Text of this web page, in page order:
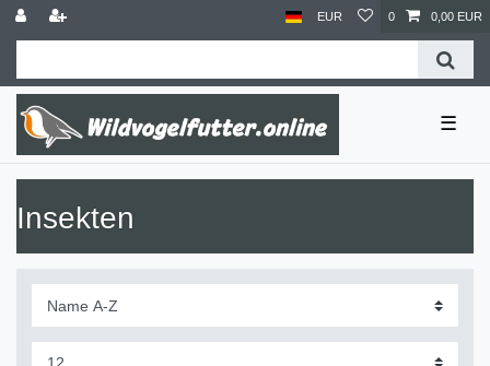
EUR 0 0,00 EUR
☰
Insekten